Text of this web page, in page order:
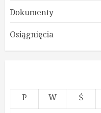
Dokumenty
Osiągnięcia
P W Ś